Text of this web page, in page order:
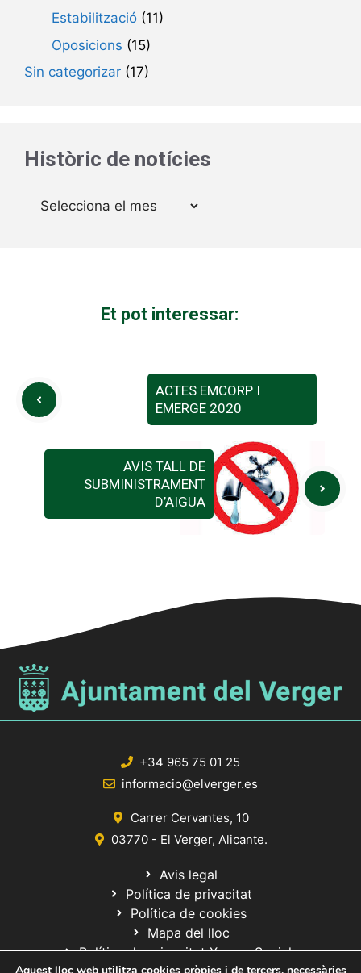
Estabilització (11)
Oposicions (15)
Sin categorizar (17)
Històric de notícies
Arxius
Et pot interessar:
ACTES EMCORP I
EMERGE 2020
AVIS TALL DE
SUBMINISTRAMENT
D’AIGUA
+34 965 75 01 25
informacio@elverger.es
Carrer Cervantes, 10
03770 - El Verger, Alicante.
Avis legal
Política de privacitat
Política de cookies
Mapa del lloc
Política de privacitat Xarxes Socials